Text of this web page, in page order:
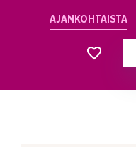
AJANKOHTAISTA